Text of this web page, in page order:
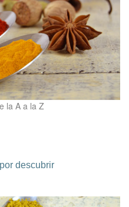
la A a la Z
descubrir